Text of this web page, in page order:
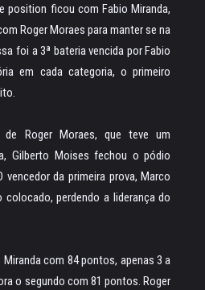
position ficou com Fabio Miranda,
Roger Moraes para manter se na
foi a 3ª bateria vencida por Fabio
em cada categoria, o primeiro
Roger Moraes, que teve um
Gilberto Moises fechou o pódio
da primeira prova, Marco
perdendo a liderança do
Miranda com 84 pontos, apenas 3 a
o segundo com 81 pontos. Roger